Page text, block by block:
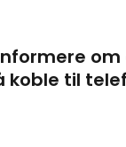
koble til